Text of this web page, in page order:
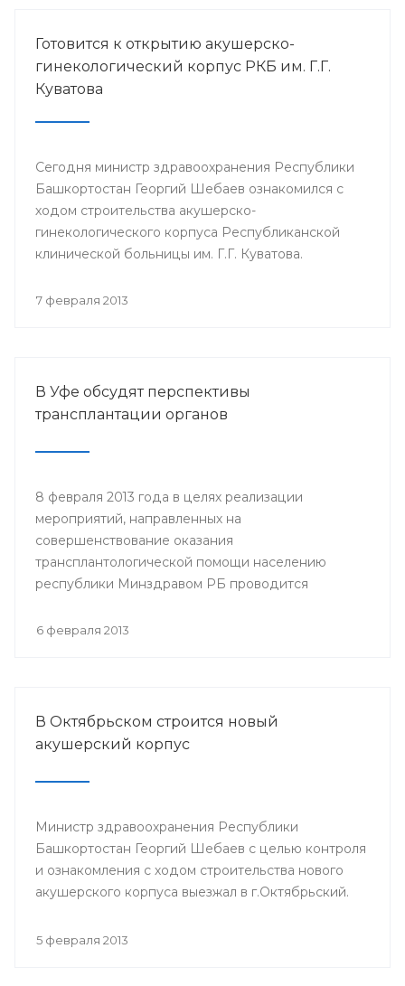
Готовится к открытию акушерско-
гинекологический корпус РКБ им. Г.Г.
Куватова
Сегодня министр здравоохранения Республики
Башкортостан Георгий Шебаев ознакомился с
ходом строительства акушерско-
гинекологического корпуса Республиканской
клинической больницы им. Г.Г. Куватова.
7 февраля 2013
В Уфе обсудят перспективы
трансплантации органов
8 февраля 2013 года в целях реализации
мероприятий, направленных на
совершенствование оказания
трансплантологической помощи населению
республики Минздравом РБ проводится
конференция «Перспективы донорства и
6 февраля 2013
В Октябрьском строится новый
акушерский корпус
Министр здравоохранения Республики
Башкортостан Георгий Шебаев с целью контроля
и ознакомления с ходом строительства нового
акушерского корпуса выезжал в г.Октябрьский.
5 февраля 2013